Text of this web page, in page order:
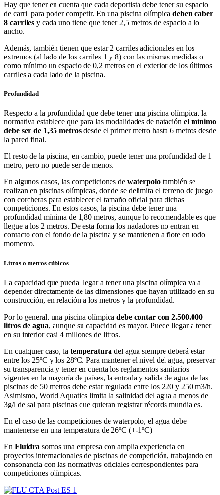
Hay que tener en cuenta que cada deportista debe tener su espacio
de carril para poder competir. En una piscina olímpica deben caber
8 carriles y cada uno tiene que tener 2,5 metros de espacio a lo
ancho.
Además, también tienen que estar 2 carriles adicionales en los
extremos (al lado de los carriles 1 y 8) con las mismas medidas o
como mínimo un espacio de 0,2 metros en el exterior de los últimos
carriles a cada lado de la piscina.
Profundidad
Respecto a la profundidad que debe tener una piscina olímpica, la
normativa establece que para las modalidades de natación el mínimo
debe ser de 1,35 metros desde el primer metro hasta 6 metros desde
la pared final.
El resto de la piscina, en cambio, puede tener una profundidad de 1
metro, pero no puede ser de menos.
En algunos casos, las competiciones de waterpolo también se
realizan en piscinas olímpicas, donde se delimita el terreno de juego
con corcheras para establecer el tamaño oficial para dichas
competiciones. En estos casos, la piscina debe tener una
profundidad mínima de 1,80 metros, aunque lo recomendable es que
llegue a los 2 metros. De esta forma los nadadores no entran en
contacto con el fondo de la piscina y se mantienen a flote en todo
momento.
Litros o metros cúbicos
La capacidad que pueda llegar a tener una piscina olímpica va a
depender directamente de las dimensiones que hayan utilizado en su
construcción, en relación a los metros y la profundidad.
Por lo general, una piscina olímpica debe contar con 2.500.000
litros de agua, aunque su capacidad es mayor. Puede llegar a tener
en su interior casi 4 millones de litros.
En cualquier caso, la temperatura del agua siempre deberá estar
entre los 25ºC y los 28ºC. Para mantener el nivel del agua, preservar
su transparencia y tener en cuenta los reglamentos sanitarios
vigentes en la mayoría de países, la entrada y salida de agua de las
piscinas de 50 metros debe estar regulada entre los 220 y 250 m3/h.
Asimismo, World Aquatics limita la salinidad del agua a menos de
3g/l de sal para piscinas que quieran registrar récords mundiales.
En el caso de las competiciones de waterpolo, el agua debe
mantenerse en una temperatura de 26ºC (+-1ºC)
En Fluidra somos una empresa con amplia experiencia en
proyectos internacionales de piscinas de competición, trabajando en
consonancia con las normativas oficiales correspondientes para
competiciones olímpicas.